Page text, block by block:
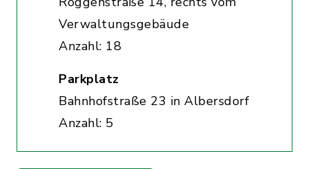
Verwaltungsgebäude
Anzahl: 18
Parkplatz
Bahnhofstraße 23 in Albersdorf
Anzahl: 5